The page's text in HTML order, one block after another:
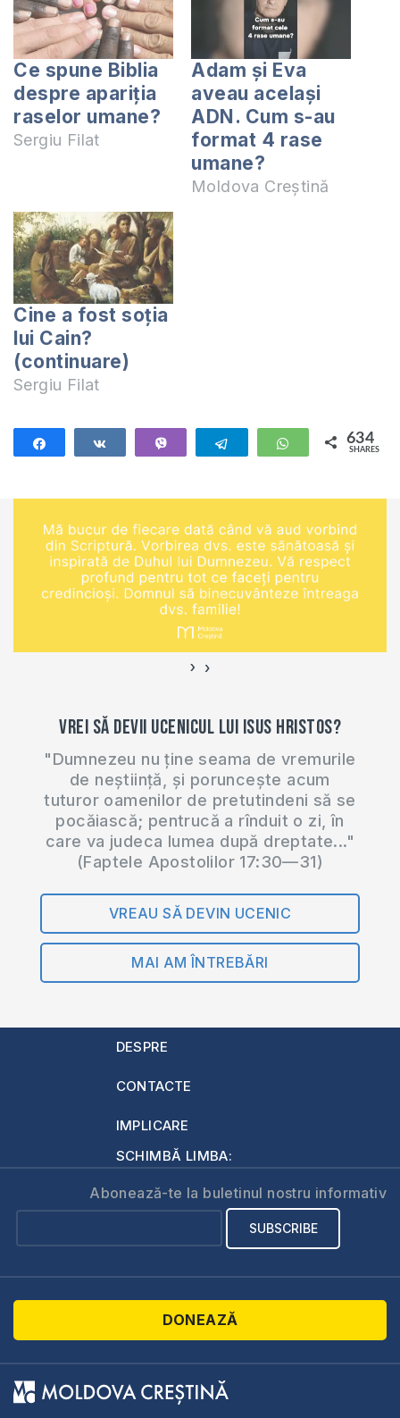
Ce spune Biblia
despre apariția
raselor umane?
Sergiu Filat
Adam și Eva
aveau același
ADN. Cum s-au
format 4 rase
umane?
Moldova Creștină
Cine a fost soția
lui Cain?
(continuare)
Sergiu Filat
Telegram WhatsApp
634
SHARES
‹ ›
Vrei să devii ucenicul lui Isus Hristos?
"Dumnezeu nu ține seama de vremurile
de neștiință, și poruncește acum
tuturor oamenilor de pretutindeni să se
pocăiască; pentrucă a rînduit o zi, în
care va judeca lumea după dreptate..."
(Faptele Apostolilor 17:30—31)
VREAU SĂ DEVIN UCENIC
MAI AM ÎNTREBĂRI
DESPRE
CONTACTE
IMPLICARE
SCHIMBĂ LIMBA:
Abonează-te la buletinul nostru informativ
DONEAZĂ